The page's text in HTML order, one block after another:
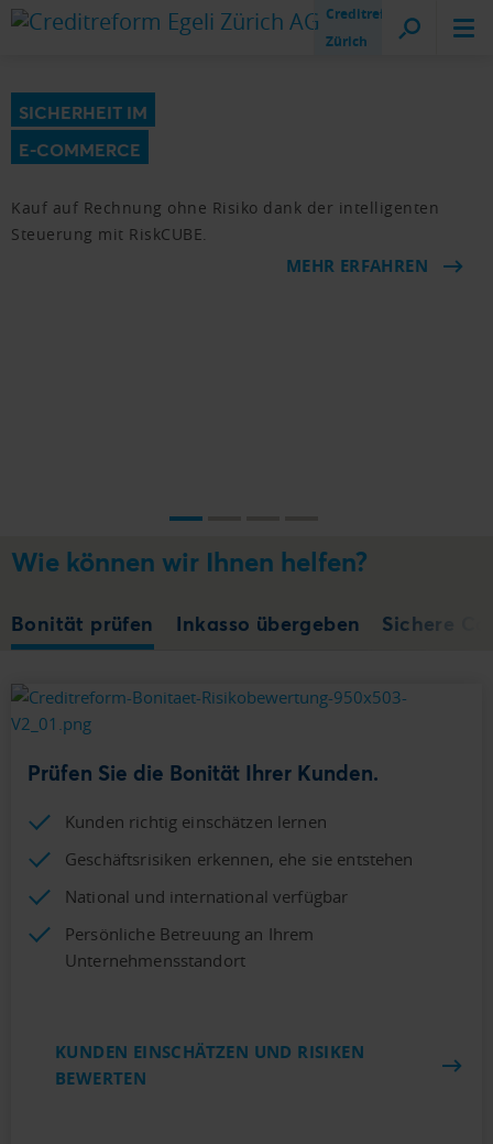
Creditreform
Zürich
SICHERHEIT IM
E-COMMERCE
Kauf auf Rechnung ohne Risiko dank der intelligenten
Steuerung mit RiskCUBE.
MEHR ERFAHREN
Wie können wir Ihnen helfen?
Bonität prüfen Inkasso übergeben Sichere
Prüfen Sie die Bonität Ihrer Kunden.
Kunden richtig einschätzen lernen
Geschäftsrisiken erkennen, ehe sie entstehen
National und international verfügbar
Persönliche Betreuung an Ihrem
Unternehmensstandort
KUNDEN EINSCHÄTZEN UND RISIKEN
BEWERTEN